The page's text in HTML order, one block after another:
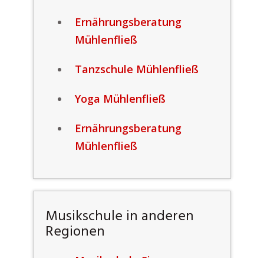
Ernährungsberatung
Mühlenfließ
Tanzschule Mühlenfließ
Yoga Mühlenfließ
Ernährungsberatung
Mühlenfließ
Musikschule in anderen
Regionen